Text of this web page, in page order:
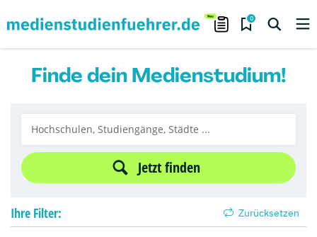
0
Finde dein Medienstudium!
Jetzt finden
Ihre Filter: Zurücksetzen